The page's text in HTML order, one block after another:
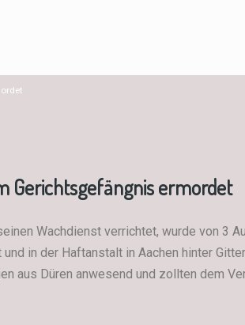
Gerichtsgefängnis ermordet
Wachdienst verrichtet, wurde von 3
in der Haftanstalt in Aachen hinter
aus Düren anwesend und zollten dem